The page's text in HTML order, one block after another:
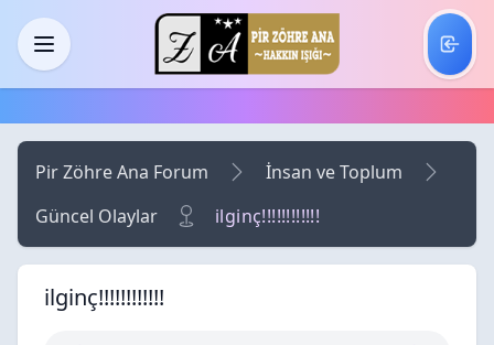
Skip to main content
Menü
Pir Zöhre Ana Forum
İnsan ve Toplum
Güncel Olaylar
ilginç!!!!!!!!!!!!
ilginç!!!!!!!!!!!!